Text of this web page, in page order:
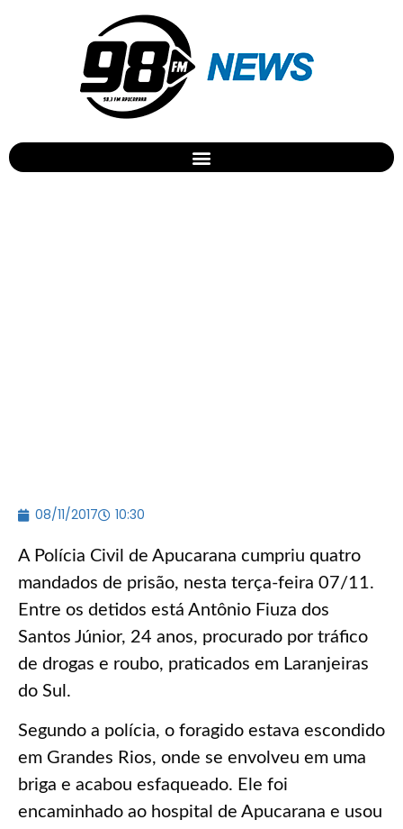
08/11/2017 10:30
A Polícia Civil de Apucarana cumpriu quatro
mandados de prisão, nesta terça-feira 07/11.
Entre os detidos está Antônio Fiuza dos
Santos Júnior, 24 anos, procurado por tráfico
de drogas e roubo, praticados em Laranjeiras
do Sul.
Segundo a polícia, o foragido estava escondido
em Grandes Rios, onde se envolveu em uma
briga e acabou esfaqueado. Ele foi
encaminhado ao hospital de Apucarana e usou